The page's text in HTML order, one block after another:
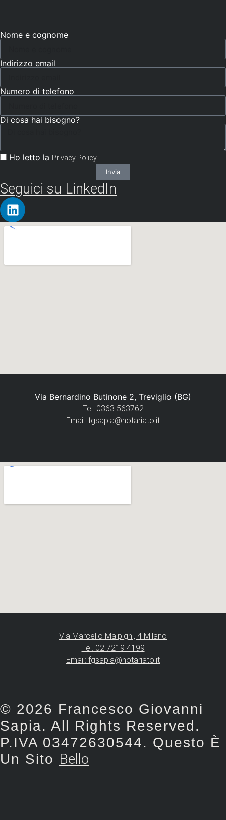
Nome e cognome
Indirizzo email
Numero di telefono
Di cosa hai bisogno?
Ho letto la Privacy Policy
Invia
Seguici su LinkedIn
Via Bernardino Butinone 2, Treviglio (BG)
Tel. 0363 563762
Email: fgsapia@notariato.it
Via Marcello Malpighi, 4 Milano
Tel. 02 7219 4199
Email: fgsapia@notariato.it
© 2026 Francesco Giovanni
Sapia. All Rights Reserved.
P.IVA 03472630544. Questo È
Un Sito Bello